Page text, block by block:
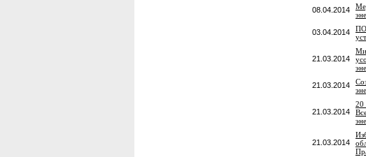
08.04.2014
03.04.2014
21.03.2014
21.03.2014
21.03.2014
20
21.03.2014